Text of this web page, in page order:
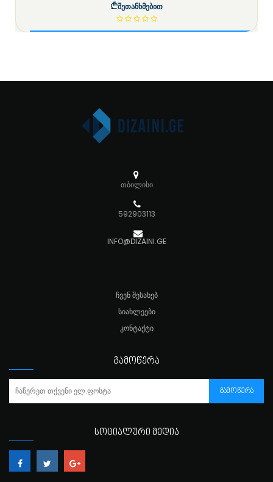
შეთანხმებით
თბილისი
592903113
INFO@DIZAINI.GE
ᲩᲕᲔᲜ ᲨᲔᲡᲐᲮᲔᲑ
ᲡᲘᲐᲮᲚᲔᲔᲑᲘ
ᲙᲝᲜᲢᲐᲥᲢᲘ
ᲒᲐᲛᲝᲬᲔᲠᲐ
ᲒᲐᲛᲝᲬᲔᲠᲐ
ᲡᲝᲪᲘᲐᲚᲣᲠᲘ ᲛᲔᲓᲘᲐ